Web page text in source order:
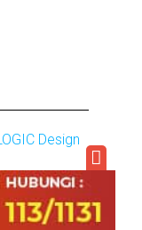
Design